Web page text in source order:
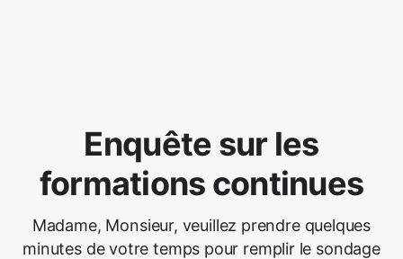
Enquête sur les
formations continues
Madame, Monsieur, veuillez prendre quelques
minutes de votre temps pour remplir le sondage